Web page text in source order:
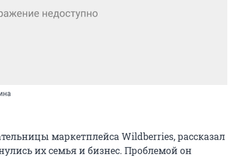
маркетплейса Wildberries, рассказал
их семья и бизнес. Проблемой он